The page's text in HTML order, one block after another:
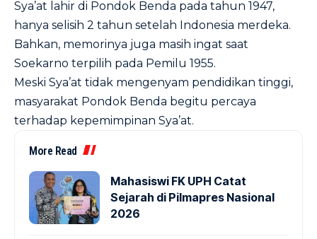
Sya’at lahir di Pondok Benda pada tahun 1947,
hanya selisih 2 tahun setelah Indonesia merdeka.
Bahkan, memorinya juga masih ingat saat
Soekarno terpilih pada Pemilu 1955.
Meski Sya’at tidak mengenyam pendidikan tinggi,
masyarakat Pondok Benda begitu percaya
terhadap kepemimpinan Sya’at.
More Read
Mahasiswi FK UPH Catat
Sejarah di Pilmapres Nasional
2026